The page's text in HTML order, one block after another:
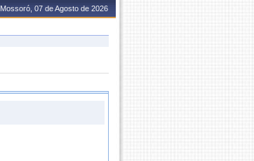
Mossoró, 07 de Agosto de 2026